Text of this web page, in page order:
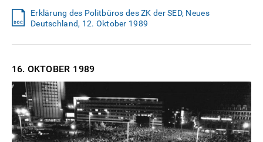
Erklärung des Politbüros des ZK der SED, Neues
Deutschland, 12. Oktober 1989
16. OKTOBER 1989